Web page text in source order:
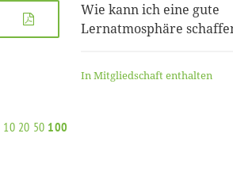
Wie kann ich eine gute
Lernatmosphäre
In Mitgliedschaft enthalten
10 20 50 100